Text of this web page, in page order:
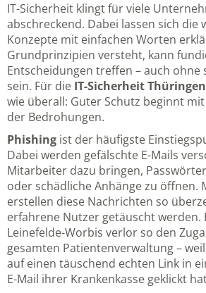
IT-Sicherheit klingt für viele
abschreckend. Dabei lassen sich die
Konzepte mit einfachen Worten
Grundprinzipien versteht, kann
Entscheidungen treffen – auch ohne
sein. Für die IT-Sicherheit Thüringen
wie überall: Guter Schutz beginnt
der Bedrohungen.
Phishing ist der häufigste
Dabei werden gefälschte E-Mails
Mitarbeiter dazu bringen,
oder schädliche Anhänge zu öffnen.
erstellen diese Nachrichten so
erfahrene Nutzer getäuscht werden.
Leinefelde-Worbis verlor so den
gesamten Patientenverwaltung –
auf einen täuschend echten Link in
E-Mail ihrer Krankenkasse geklickt